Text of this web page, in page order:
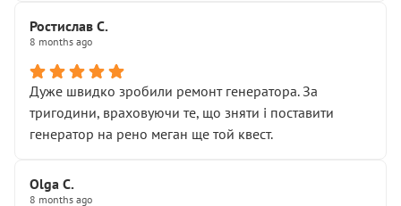
Хотілося б більше:
• належної уваги до авто
• прозорості в роботах і рахунках
• реальної діагностики, а не формального
“подивились і поїхав”
На жаль, складається враження, що сервіс працює не
Стосовно комунікації - все добре
звертатися до цього автосервісу.
Ростислав С.
8 months ago
Дуже швидко зробили ремонт генератора. За
тригодини, враховуючи те, що зняти і поставити
генератор на рено меган ще той квест.
Olga С.
8 months ago